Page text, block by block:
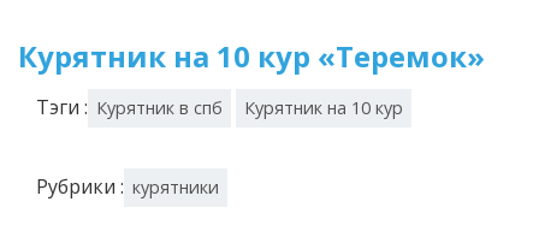
Курятник на 10 кур «Теремок»
Тэги : Курятник в спб Курятник на 10 кур
Рубрики : курятники